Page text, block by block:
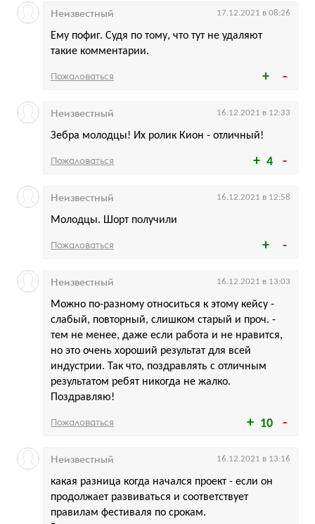
Ему пофиг. Судя по тому, что тут не удаляют
такие комментарии.
Неизвестный 17.12.2021 в 08:26
Пожаловаться
4
Зебра молодцы! Их ролик Кион - отличный!
Неизвестный 16.12.2021 в 12:33
Пожаловаться
Молодцы. Шорт получили
Неизвестный 16.12.2021 в 12:58
Пожаловаться
10
Можно по-разному относиться к этому кейсу -
слабый, повторный, слишком старый и проч. -
тем не менее, даже если работа и не нравится,
но это очень хороший результат для всей
индустрии. Так что, поздравлять с отличным
результатом ребят никогда не жалко.
Поздравляю!
Неизвестный 16.12.2021 в 13:03
Пожаловаться
какая разница когда начался проект - если он
продолжает развиваться и соответствует
правилам фестиваля по срокам.
Неизвестный 16.12.2021 в 13:16